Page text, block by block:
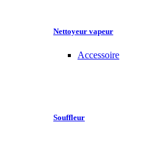
Nettoyeur vapeur
Accessoire
Souffleur